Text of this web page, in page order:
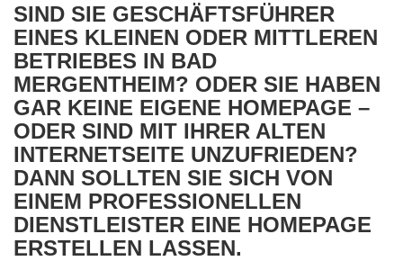
SIND SIE GESCHÄFTSFÜHRER
EINES KLEINEN ODER MITTLEREN
BETRIEBES IN BAD
MERGENTHEIM? ODER SIE HABEN
GAR KEINE EIGENE HOMEPAGE –
ODER SIND MIT IHRER ALTEN
INTERNETSEITE UNZUFRIEDEN?
DANN SOLLTEN SIE SICH VON
EINEM PROFESSIONELLEN
DIENSTLEISTER EINE HOMEPAGE
ERSTELLEN LASSEN.